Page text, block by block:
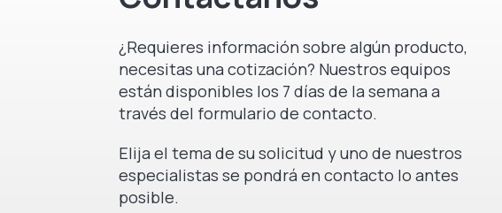
¿Requieres información sobre algún producto,
necesitas una cotización? Nuestros equipos
están disponibles los 7 días de la semana a
través del formulario de contacto.
Elija el tema de su solicitud y uno de nuestros
especialistas se pondrá en contacto lo antes
posible.